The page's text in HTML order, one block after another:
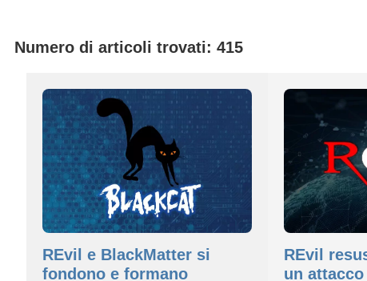
Numero di articoli trovati: 415
REvil e BlackMatter si
fondono e formano
REvil
un